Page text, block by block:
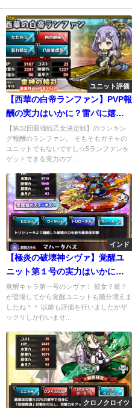
ユニット評価
【西華の白帝ランファン】PVP報
酬の実力はいかに？雷パに嬉し
いMSあり
【第32回最強戦乙女決定戦】のランキン
グ報酬のランファン。 そもそもガチャの
ユニットでもないですし☆5ランファンを
ゲットできる実力のプ...
インド
【極炎の破壊神シヴァ】覚醒ユ
ニット第１号の実力はいかに！
賛否両論あり？
覚醒キャラ第一号のシヴァ！ 彼女？彼？
が登場してから覚醒ユニットも随分増えま
したね＾＾ 以前も評価を行いましたがザ
ックリしか行いませ...
クロノクロイツ